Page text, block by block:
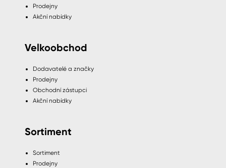
Prodejny
Akční nabídky
Velkoobchod
Dodavatelé a značky
Prodejny
Obchodní zástupci
Akční nabídky
Sortiment
Sortiment
Prodejny